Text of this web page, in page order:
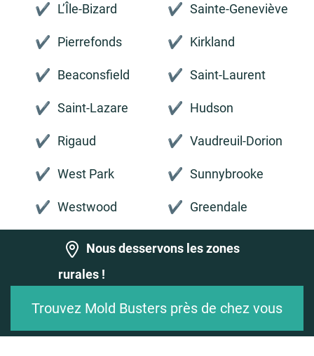
L’Île-Bizard Sainte-Geneviève
Pierrefonds Kirkland
Beaconsfield Saint-Laurent
Saint-Lazare Hudson
Rigaud Vaudreuil-Dorion
West Park Sunnybrooke
Westwood Greendale
Nous desservons les zones
rurales !
Trouvez Mold Busters près de chez vous